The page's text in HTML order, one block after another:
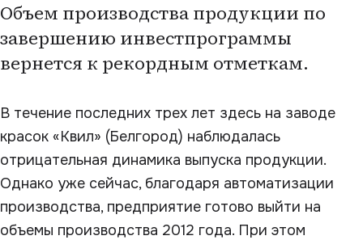
Объем производства продукции по
завершению инвестпрограммы
вернется к рекордным отметкам.
В течение последних трех лет здесь на заводе
красок «Квил» (Белгород) наблюдалась
отрицательная динамика выпуска продукции.
Однако уже сейчас, благодаря автоматизации
производства, предприятие готово выйти на
объемы производства 2012 года. При этом